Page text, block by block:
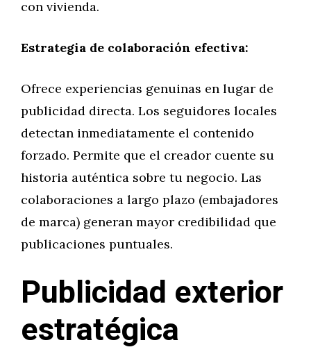
con vivienda.
Estrategia de colaboración efectiva:
Ofrece experiencias genuinas en lugar de
publicidad directa. Los seguidores locales
detectan inmediatamente el contenido
forzado. Permite que el creador cuente su
historia auténtica sobre tu negocio. Las
colaboraciones a largo plazo (embajadores
de marca) generan mayor credibilidad que
publicaciones puntuales.
Publicidad exterior
estratégica